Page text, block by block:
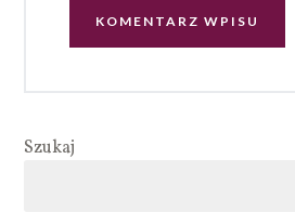
Szukaj